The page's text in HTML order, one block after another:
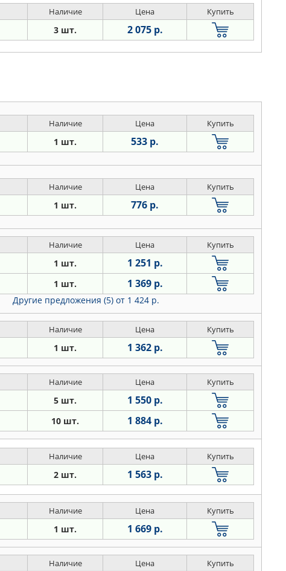
Наличие Цена Купить
3 шт. 2 075 р.
Наличие Цена Купить
1 шт. 533 р.
Наличие Цена Купить
1 шт. 776 р.
Наличие Цена Купить
1 шт. 1 251 р.
1 шт. 1 369 р.
Другие предложения (5) от 1 424 р.
Наличие Цена Купить
1 шт. 1 362 р.
Наличие Цена Купить
5 шт. 1 550 р.
10 шт. 1 884 р.
Наличие Цена Купить
2 шт. 1 563 р.
Наличие Цена Купить
1 шт. 1 669 р.
Наличие Цена Купить